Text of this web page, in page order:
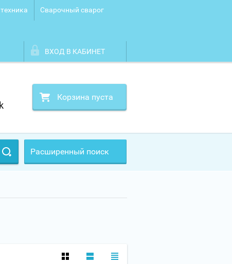
Сварочный сварог
ВХОД В КАБИНЕТ
Корзина пуста
Расширенный поиск